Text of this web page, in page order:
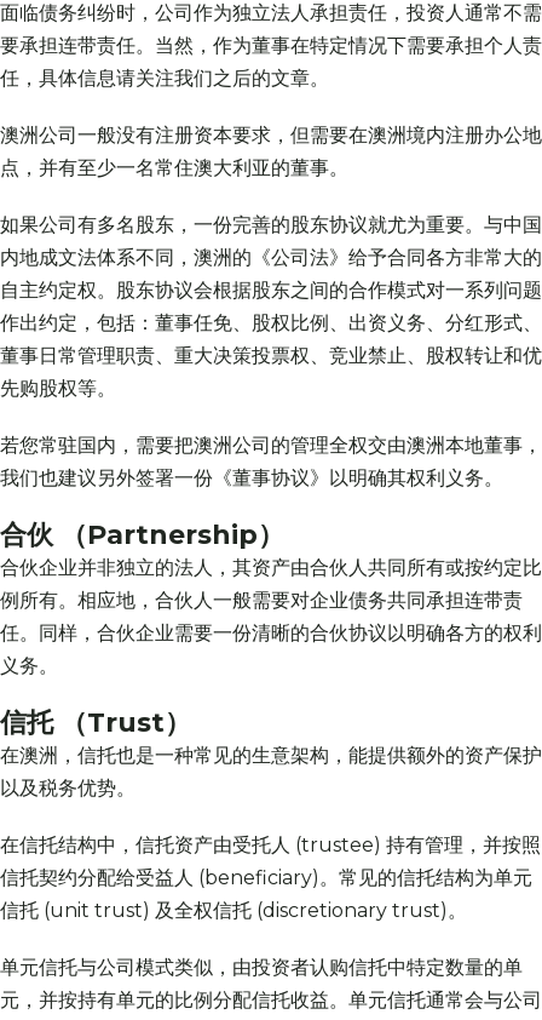
面临债务纠纷时，公司作为独立法人承担责任，投资人通常不需
要承担连带责任。当然，作为董事在特定情况下需要承担个人责
任，具体信息请关注我们之后的文章。
澳洲公司一般没有注册资本要求，但需要在澳洲境内注册办公地
点，并有至少一名常住澳大利亚的董事。
如果公司有多名股东，一份完善的股东协议就尤为重要。与中国
内地成文法体系不同，澳洲的《公司法》给予合同各方非常大的
自主约定权。股东协议会根据股东之间的合作模式对一系列问题
作出约定，包括：董事任免、股权比例、出资义务、分红形式、
董事日常管理职责、重大决策投票权、竞业禁止、股权转让和优
先购股权等。
若您常驻国内，需要把澳洲公司的管理全权交由澳洲本地董事，
我们也建议另外签署一份《董事协议》以明确其权利义务。
合伙 （Partnership）
合伙企业并非独立的法人，其资产由合伙人共同所有或按约定比
例所有。相应地，合伙人一般需要对企业债务共同承担连带责
任。同样，合伙企业需要一份清晰的合伙协议以明确各方的权利
义务。
信托 （Trust）
在澳洲，信托也是一种常见的生意架构，能提供额外的资产保护
以及税务优势。
在信托结构中，信托资产由受托人 (trustee) 持有管理，并按照
信托契约分配给受益人 (beneficiary)。常见的信托结构为单元
信托 (unit trust) 及全权信托 (discretionary trust)。
单元信托与公司模式类似，由投资者认购信托中特定数量的单
元，并按持有单元的比例分配信托收益。单元信托通常会与公司